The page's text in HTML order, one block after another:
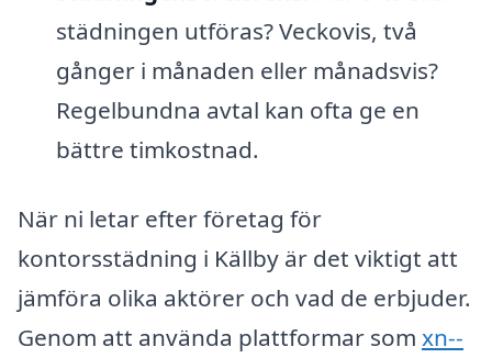
städningen utföras? Veckovis, två
gånger i månaden eller månadsvis?
Regelbundna avtal kan ofta ge en
bättre timkostnad.
När ni letar efter företag för
kontorsstädning i Källby är det viktigt att
jämföra olika aktörer och vad de erbjuder.
Genom att använda plattformar som xn--